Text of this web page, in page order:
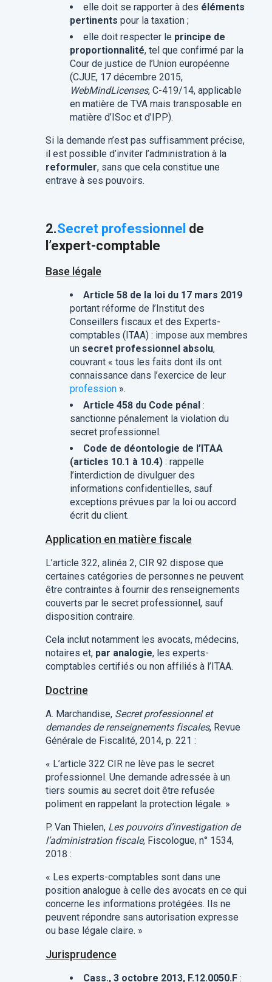
elle doit se rapporter à des éléments
pertinents pour la taxation ;
elle doit respecter le principe de
proportionnalité, tel que confirmé par la
Cour de justice de l’Union européenne
(CJUE, 17 décembre 2015,
WebMindLicenses, C-419/14, applicable
en matière de TVA mais transposable en
matière d’ISoc et d’IPP).
Si la demande n’est pas suffisamment précise,
il est possible d’inviter l’administration à la
reformuler, sans que cela constitue une
entrave à ses pouvoirs.
2.Secret professionnel de
l’expert-comptable
Base légale
Article 58 de la loi du 17 mars 2019
portant réforme de l’Institut des
Conseillers fiscaux et des Experts-
comptables (ITAA) : impose aux membres
un secret professionnel absolu,
couvrant « tous les faits dont ils ont
connaissance dans l’exercice de leur
profession».
Article 458 du Code pénal:
sanctionne pénalement la violation du
secret professionnel.
Code de déontologie de l’ITAA
(articles 10.1 à 10.4): rappelle
l’interdiction de divulguer des
informations confidentielles, sauf
exceptions prévues par la loi ou accord
écrit du client.
Application en matière fiscale
L’article 322, alinéa 2, CIR 92 dispose que
certaines catégories de personnes ne peuvent
être contraintes à fournir des renseignements
couverts par le secret professionnel, sauf
disposition contraire.
Cela inclut notamment les avocats, médecins,
notaires et, par analogie, les experts-
comptables certifiés ou non affiliés à l’ITAA.
Doctrine
A. Marchandise, Secret professionnel et
demandes de renseignements fiscales, Revue
Générale de Fiscalité, 2014, p. 221 :
« L’article 322 CIR ne lève pas le secret
professionnel. Une demande adressée à un
tiers soumis au secret doit être refusée
poliment en rappelant la protection légale. »
P. Van Thielen, Les pouvoirs d’investigation de
l’administration fiscale, Fiscologue, n° 1534,
2018 :
« Les experts-comptables sont dans une
position analogue à celle des avocats en ce qui
concerne les informations protégées. Ils ne
peuvent répondre sans autorisation expresse
ou base légale claire. »
Jurisprudence
Cass., 3 octobre 2013, F.12.0050.F: